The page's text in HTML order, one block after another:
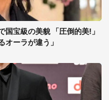
宝級の美貌 「圧倒的美!」
オーラが違う」